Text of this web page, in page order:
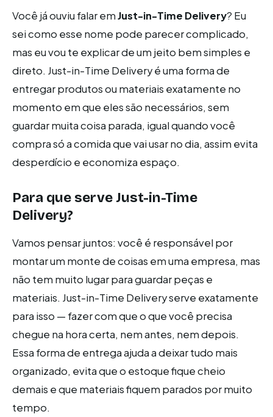
Você já ouviu falar emJust-in-Time Delivery? Eu
sei como esse nome pode parecer complicado,
mas eu vou te explicar de um jeito bem simples e
direto. Just-in-Time Delivery é uma forma de
entregar produtos ou materiais exatamente no
momento em que eles são necessários, sem
guardar muita coisa parada, igual quando você
compra só a comida que vai usar no dia, assim evita
desperdício e economiza espaço.
Para que serve Just-in-Time
Delivery?
Vamos pensar juntos: você é responsável por
montar um monte de coisas em uma empresa, mas
não tem muito lugar para guardar peças e
materiais. Just-in-Time Delivery serve exatamente
para isso — fazer com que o que você precisa
chegue na hora certa, nem antes, nem depois.
Essa forma de entrega ajuda a deixar tudo mais
organizado, evita que o estoque fique cheio
demais e que materiais fiquem parados por muito
tempo.